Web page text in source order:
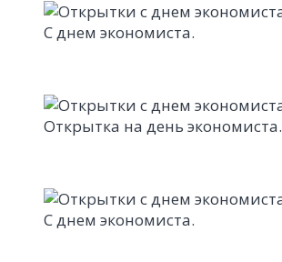
С днем экономиста.
Открытка на день экономиста.
С днем экономиста.